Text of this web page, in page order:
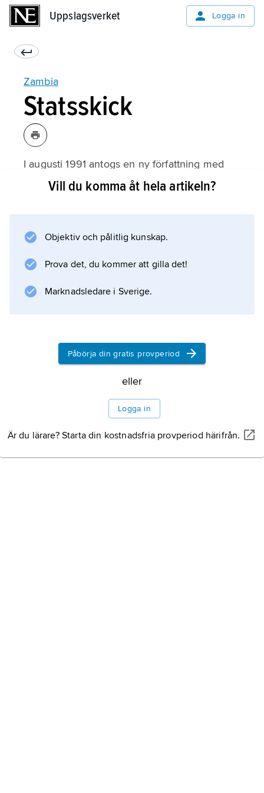
Uppslagsverket Logga in
Zambia
Statsskick
I augusti 1991 antogs en ny författning med
flerpartisystem. Landet leds av en
kandidat måste få minst 50 procent av
rösterna för att bli vald till president, varför en
Vill du komma åt hela artikeln?
Objektiv och pålitlig kunskap.
Prova det, du kommer att gilla det!
Marknadsledare i Sverige.
Påbörja din gratis provperiod
eller
Logga in
Är du lärare? Starta din kostnadsfria provperiod härifrån.